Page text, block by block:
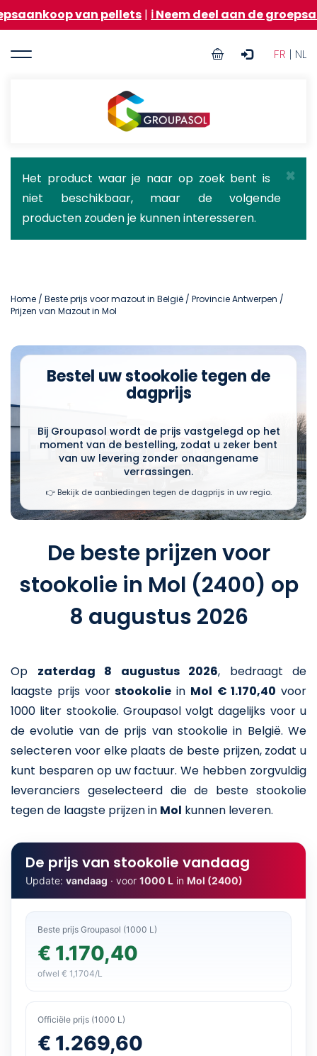
Overslaan
en
de
van pellets|ℹ️ Neem deel aan de groepsaankoop
FR | NL
User
Groupasol
×
Statusbericht
Het product waar je naar op zoek bent is
niet beschikbaar, maar de volgende
producten zouden je kunnen interesseren.
Home / Beste prijs voor mazout in België / Provincie Antwerpen /
Prijzen van Mazout in Mol
Bestel uw stookolie tegen de
dagprijs
Bij Groupasol wordt de prijs vastgelegd op het
moment van de bestelling, zodat u zeker bent
van uw levering zonder onaangename
verrassingen.
👉 Bekijk de aanbiedingen tegen de dagprijs in uw regio.
De beste prijzen voor
stookolie in Mol (2400) op
8 augustus 2026
Op zaterdag 8 augustus 2026, bedraagt de
laagste prijs voorstookolie in Mol € 1.170,40 voor
1000 liter stookolie. Groupasol volgt dagelijks voor u
de evolutie van de prijs van stookolie in België. We
selecteren voor elke plaats de beste prijzen, zodat u
kunt besparen op uw factuur. We hebben zorgvuldig
leveranciers geselecteerd die de beste stookolie
tegen de laagste prijzen in Mol kunnen leveren.
De prijs van stookolie vandaag
Update: vandaag · voor 1000 L in Mol (2400)
Beste prijs Groupasol (1000 L)
€ 1.170,40
ofwel € 1,1704/L
Officiële prijs (1000 L)
€ 1.269,60